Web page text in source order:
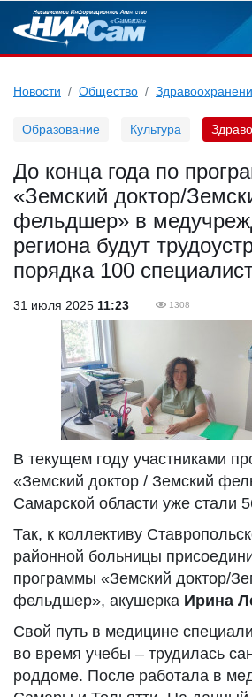
Новости Общество
Образование Культура
До конца года по
«Земский доктор/
фельдшер» в
региона будут
порядка 100
31 июля 2025 11:23 1308
В текущем году участниками
«Земский доктор / Земский
Самарской области уже стали
Так, к коллективу
районной больницы
программы «Земский доктор/
фельдшер», акушерка Ирина
Свой путь в медицине
во время учебы – трудилась
роддоме. После работала в